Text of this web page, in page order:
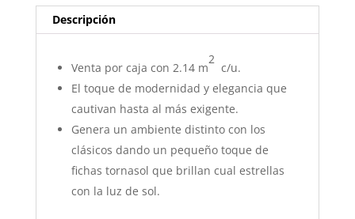
Descripción
Venta por caja con 2.14 m
2
c/u.
El toque de modernidad y elegancia que
cautivan hasta al más exigente.
Genera un ambiente distinto con los
clásicos dando un pequeño toque de
fichas tornasol que brillan cual estrellas
con la luz de sol.